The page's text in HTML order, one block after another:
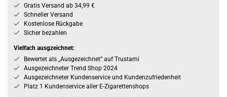
Gratis Versand ab 34,99 €
Schneller Versand
Kostenlose Rückgabe
Sicher bezahlen
Vielfach ausgzeichnet:
Bewertet als „Ausgezeichnet” auf Trustami
Ausgezeichneter Trend Shop 2024
Ausgezeichneter Kundenservice und Kundenzufriedenheit
Platz 1 Kundenservice aller E-Zigarettenshops